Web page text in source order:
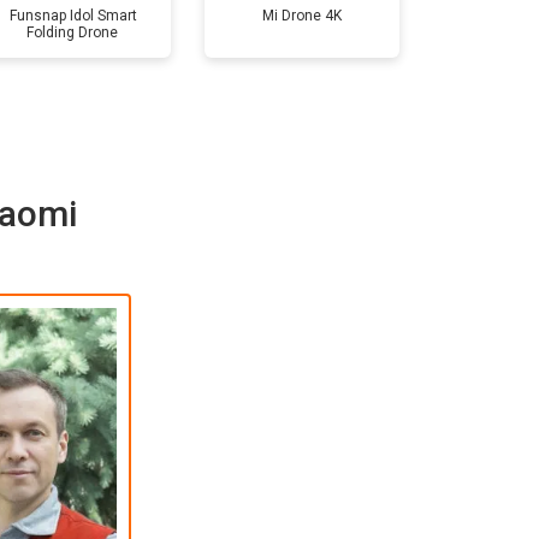
1600 ₽
1800 ₽
2800 ₽
3600 ₽
Funsnap Idol Smart
Folding Drone
Mi Drone 4K